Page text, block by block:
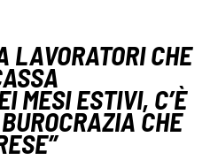
LAVORATORI CHE
MESI ESTIVI, C’È
CHE